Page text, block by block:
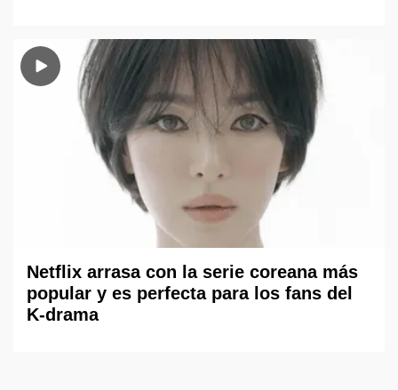
Netflix arrasa con la serie coreana más
popular y es perfecta para los fans del
K-drama